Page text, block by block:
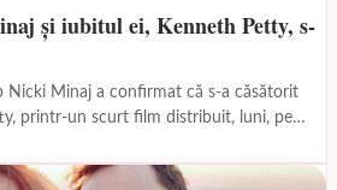
și iubitul ei, Kenneth Petty, s-
Nicki Minaj a confirmat că s-a căsătorit
printr-un scurt film distribuit, luni, pe